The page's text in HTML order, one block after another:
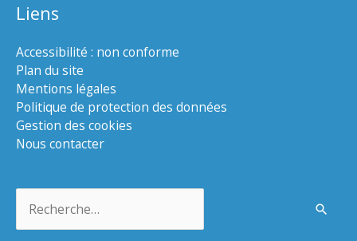
Liens
Accessibilité : non conforme
Plan du site
Mentions légales
Politique de protection des données
Gestion des cookies
Nous contacter